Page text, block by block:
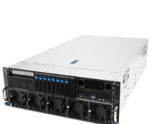
Серверы DELL
DELL G17
DELL G16
DELL G15